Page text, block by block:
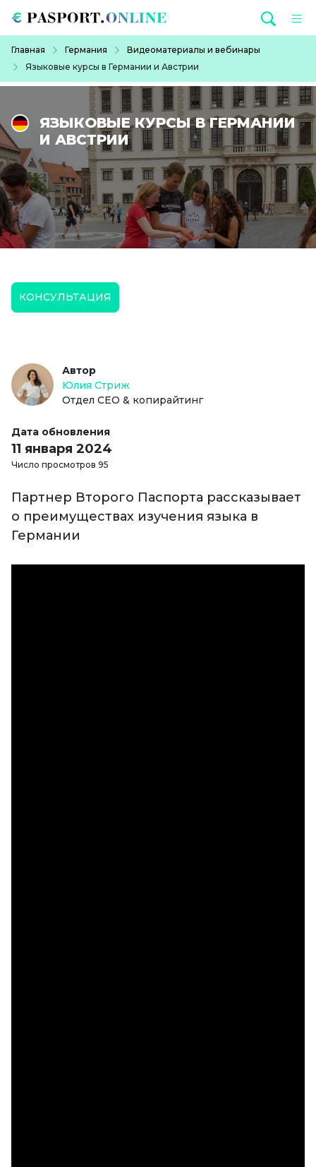
Главная Германия
Видеоматериалы и вебинары
Языковые курсы в Германии и Австрии
ЯЗЫКОВЫЕ КУРСЫ В ГЕРМАНИИ
И АВСТРИИ
КОНСУЛЬТАЦИЯ
Автор
Юлия Стриж
Отдел СЕО & копирайтинг
Дата обновления
11 января 2024
Число просмотров 95
Партнер Второго Паспорта рассказывает
о преимуществах изучения языка в
Германии